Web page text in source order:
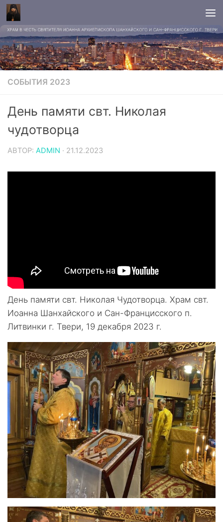
СОБЫТИЯ 2023
День памяти свт. Николая
чудотворца
АВТОР: ADMIN · 21.12.2023
День памяти свт. Николая Чудотворца. Храм свт.
Иоанна Шанхайского и Сан-Францисского п.
Литвинки г. Твери, 19 декабря 2023 г.